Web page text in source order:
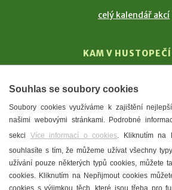
celý kalendář akcí
KAM V
T. G. Masaryk
Mandloně
Ubytování
Restaurace
Městské muzeum a
Denní meníčka
Souhlas se soubory cookies
Soubory cookies využíváme k zajištění
našimi webovými stránkami. Podrobné
sekci Více informací o cookies. Kliknutím na
souhlasíte s tím, že můžeme užívat všechny
užívání pouze některých typů cookies, můžete
cookies. Kliknutím na Nepřijmout cookies
cookies s výjimkou těch, které jsou třeba pro